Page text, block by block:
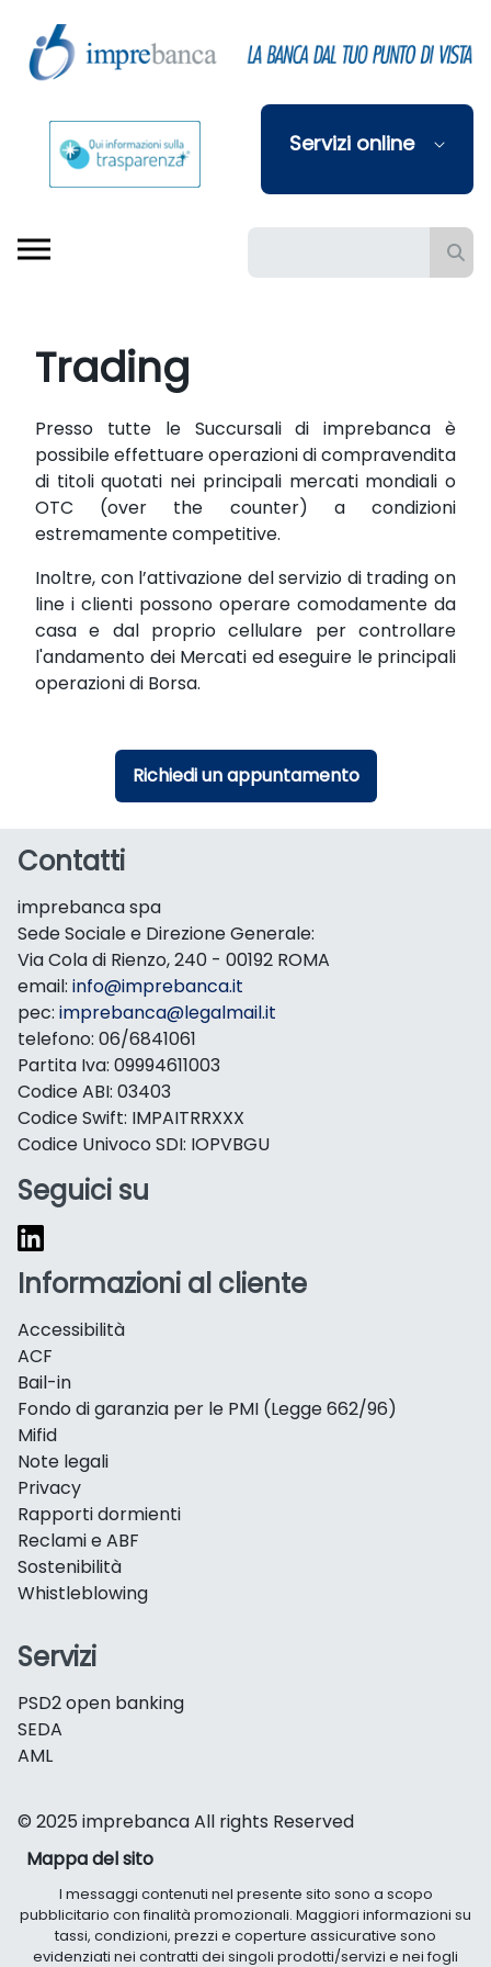
Skip to Main Content
Servizi online
Barra di ricerca
Trading
Presso tutte le Succursali di imprebanca è
possibile effettuare operazioni di compravendita
di titoli quotati nei principali mercati mondiali o
OTC (over the counter) a condizioni
estremamente competitive.
Inoltre, con l’attivazione del servizio di trading on
line i clienti possono operare comodamente da
casa e dal proprio cellulare per controllare
l'andamento dei Mercati ed eseguire le principali
operazioni di Borsa.
Richiedi un appuntamento
Contatti
imprebanca spa
Sede Sociale e Direzione Generale:
Via Cola di Rienzo, 240 - 00192 ROMA
email: info@imprebanca.it
pec: imprebanca@legalmail.it
telefono: 06/6841061
Partita Iva: 09994611003
Codice ABI: 03403
Codice Swift: IMPAITRRXXX
Codice Univoco SDI: IOPVBGU
Seguici su
Informazioni al cliente
Accessibilità
ACF
Bail-in
Fondo di garanzia per le PMI (Legge 662/96)
Mifid
Note legali
Privacy
Rapporti dormienti
Reclami e ABF
Sostenibilità
Whistleblowing
Servizi
PSD2 open banking
SEDA
AML
© 2025 imprebanca All rights Reserved
Mappa del sito
I messaggi contenuti nel presente sito sono a scopo
pubblicitario con finalità promozionali. Maggiori informazioni su
tassi, condizioni, prezzi e coperture assicurative sono
evidenziati nei contratti dei singoli prodotti/servizi e nei fogli